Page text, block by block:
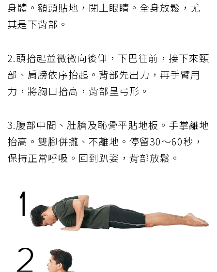
身體。額頭貼地，閉上眼睛。全身放鬆，尤
其是下背部。
2.頭抬起並微微向後仰，下巴往前，接下來頸
部、肩膀依序抬起。背部先出力，再手臂用
力，將胸口抬高，背部呈弓形。
3.腹部中間、肚臍及恥骨平貼地板。手掌離地
抬高。雙腳併攏、不離地。停留30～60秒，
保持正常呼吸。回到趴姿，背部放鬆。